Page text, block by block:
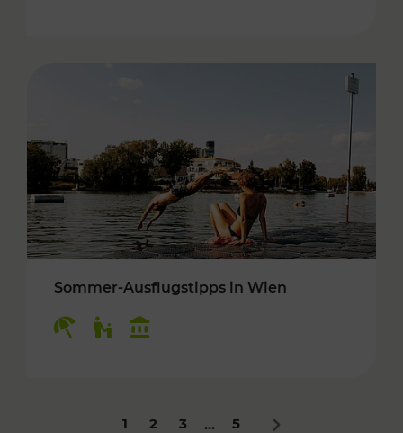
Sommer-Ausflugstipps in Wien
1 2 3 ... 5